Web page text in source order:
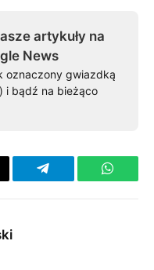
artykuły na
News
oznaczony gwiazdką
i bądź na bieżąco
Telegram